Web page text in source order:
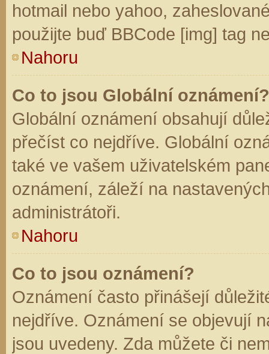
hotmail nebo yahoo,
použijte buď BBCode [img] tag
Nahoru
Co to jsou Globální oznámení?
Globální oznámení obsahují
přečíst co nejdříve. Globální
také ve vašem uživatelském
oznámení, záleží na
administrátoři.
Nahoru
Co to jsou oznámení?
Oznámení často přinášejí
nejdříve. Oznámení se objevují
jsou uvedeny. Zda můžete či